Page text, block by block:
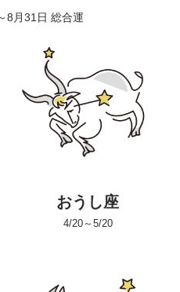
8月31日 総合運
おうし座
4/20～5/20